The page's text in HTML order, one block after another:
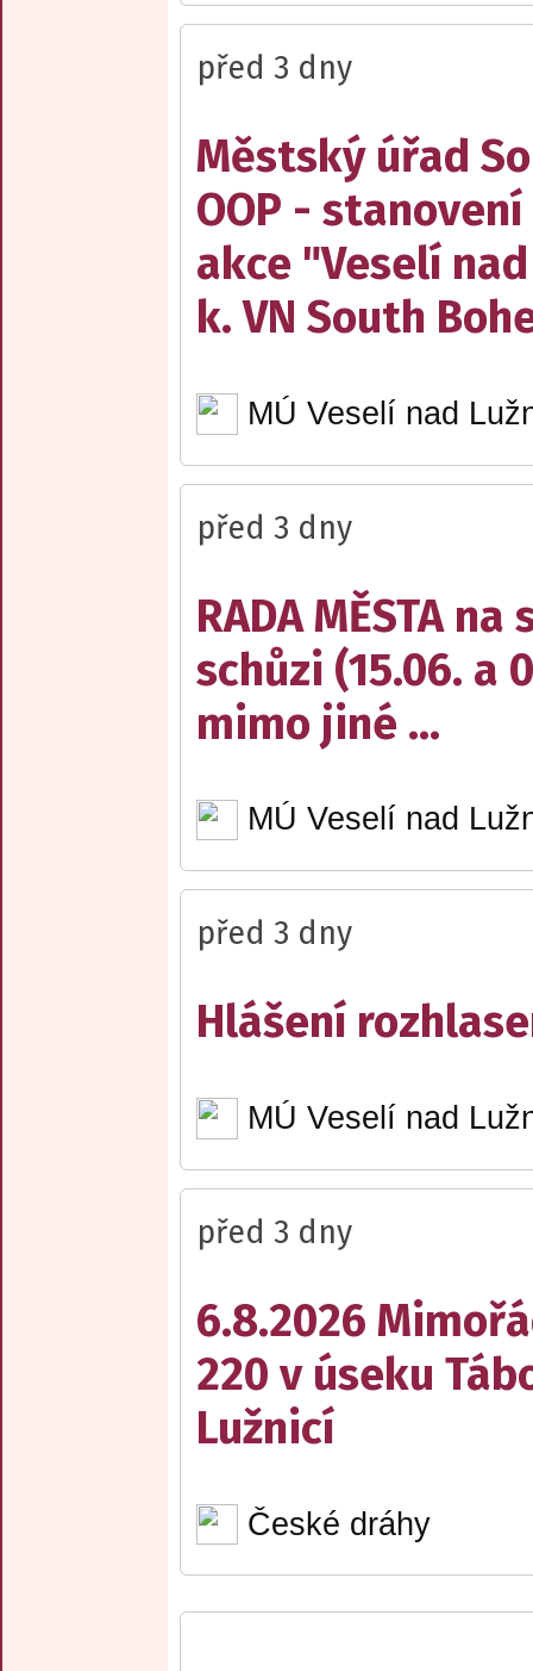
před 3 dny
Městský úřad
OOP -
akce "Veselí
k. VN South
MÚ Veselí nad
před 3 dny
RADA MĚSTA na
schůzi (15.06. a
mimo jiné ...
MÚ Veselí nad
před 3 dny
Hlášení
MÚ Veselí nad
před 3 dny
6.8.2026
220 v úseku
Lužnicí
České dráhy